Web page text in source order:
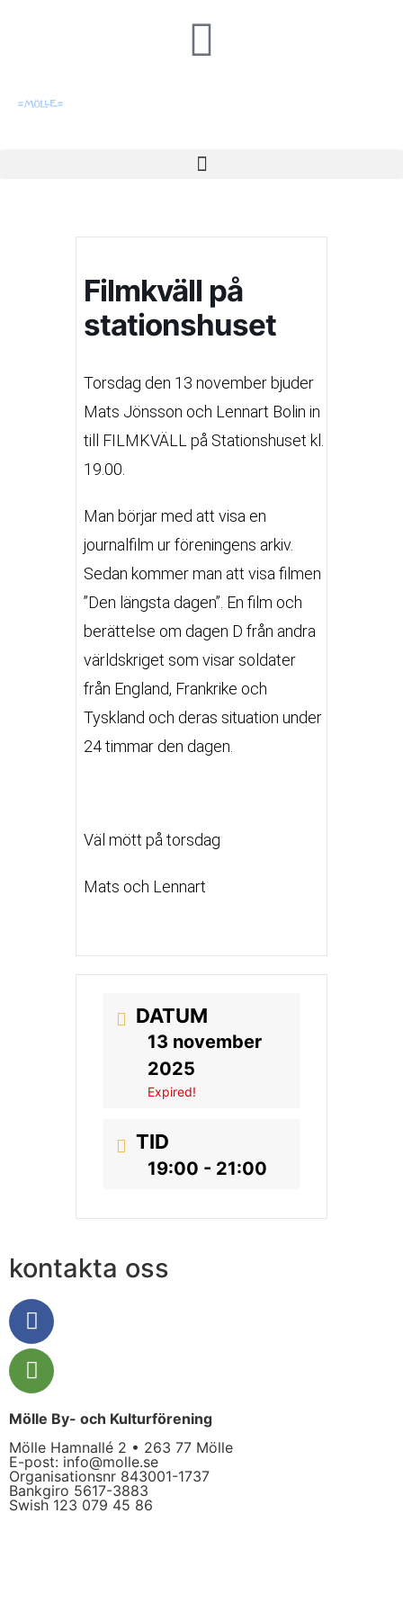
Filmkväll på
stationshuset
Torsdag den 13 november bjuder
Mats Jönsson och Lennart Bolin in
till FILMKVÄLL på Stationshuset kl.
19.00.
Man börjar med att visa en
journalfilm ur föreningens arkiv.
Sedan kommer man att visa filmen
”Den längsta dagen”. En film och
berättelse om dagen D från andra
världskriget som visar soldater
från England, Frankrike och
Tyskland och deras situation under
24 timmar den dagen.
Väl mött på torsdag
Mats och Lennart
DATUM
13 november
2025
Expired!
TID
19:00 - 21:00
kontakta oss
Mölle By- och Kulturförening
Mölle Hamnallé 2 • 263 77 Mölle
E-post: info@molle.se
Organisationsnr 843001-1737
Bankgiro 5617-3883
Swish 123 079 45 86